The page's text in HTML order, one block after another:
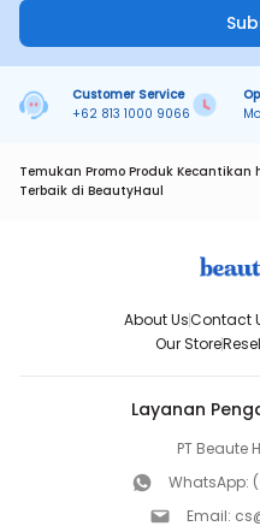
Customer Service
+62 813 1000 9066
Temukan Promo Produk
Terbaik di BeautyHaul
About UsContact
Our Store
Layanan
PT Beaute
WhatsApp:
Email: